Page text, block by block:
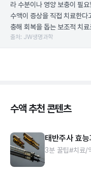
라 수분이나 영양 보충이 필
수액이 증상을 직접 치료한다
충해 회복을 돕는 보조적 치
출처: JW생명과학
수액 추천 콘텐츠
태반주사 효
3분 꿀팁#치료/